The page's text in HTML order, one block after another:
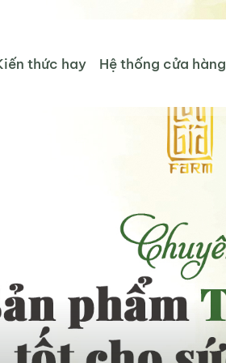
thức hay Hệ thống cửa hàng